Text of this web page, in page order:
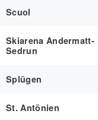
Scuol
Skiarena Andermatt-
Sedrun
Splügen
St. Antönien